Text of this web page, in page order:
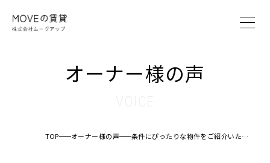
MOVEの賃貸とは
賃貸管理システム
ブログ
オーナー様の声
TOP オーナー様の声 条件にぴったりな物件をご紹介いただきました。